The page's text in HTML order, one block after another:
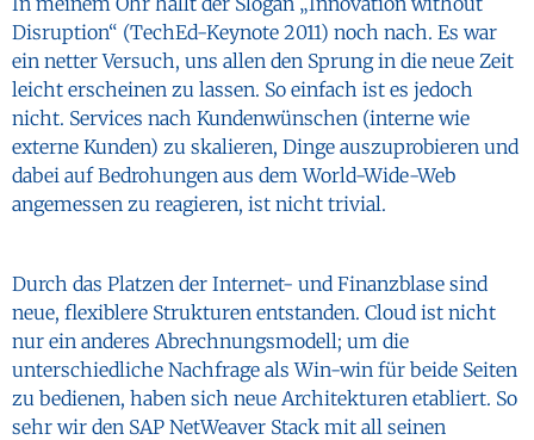
Disruption“ (TechEd-Keynote 2011) noch nach. Es war
ein netter Versuch, uns allen den Sprung in die neue Zeit
leicht erscheinen zu lassen. So einfach ist es jedoch
nicht. Services nach Kundenwünschen (interne wie
externe Kunden) zu skalieren, Dinge auszuprobieren und
dabei auf Bedrohungen aus dem World-Wide-Web
angemessen zu reagieren, ist nicht trivial.
Durch das Platzen der Internet- und Finanzblase sind
neue, flexiblere Strukturen entstanden. Cloud ist nicht
nur ein anderes Abrechnungsmodell; um die
unterschiedliche Nachfrage als Win-win für beide Seiten
zu bedienen, haben sich neue Architekturen etabliert. So
sehr wir den SAP NetWeaver Stack mit all seinen